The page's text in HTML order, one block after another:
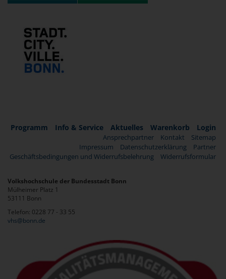
Programm Info & Service Aktuelles Warenkorb Login
Ansprechpartner Kontakt
Sitemap
Impressum
Datenschutzerklärung
Partner
Geschäftsbedingungen und Widerrufsbelehrung
Widerrufsformular
Volkshochschule der Bundesstadt Bonn
Mülheimer Platz 1
53111 Bonn
Telefon: 0228 77 - 33 55
vhs@bonn.de